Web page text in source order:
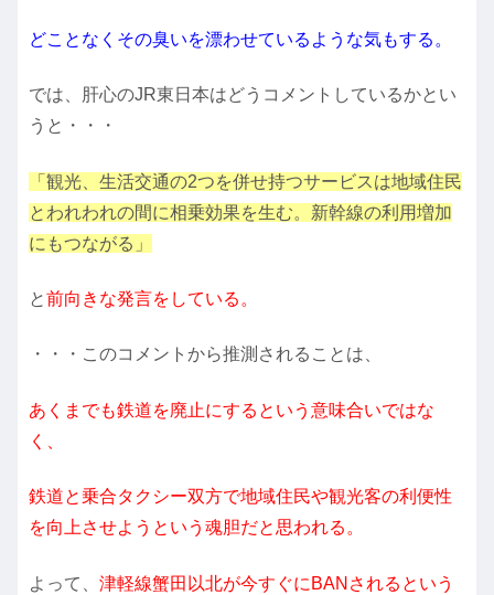
どことなくその臭いを漂わせているような気もする。
では、肝心のJR東日本はどうコメントしているかとい
うと・・・
「観光、生活交通の2つを併せ持つサービスは地域住民
とわれわれの間に相乗効果を生む。新幹線の利用増加
にもつながる」
と前向きな発言をしている。
・・・このコメントから推測されることは、
あくまでも鉄道を廃止にするという意味合いではな
く、
鉄道と乗合タクシー双方で地域住民や観光客の利便性
を向上させようという魂胆だと思われる。
よって、 津軽線蟹田以北が今すぐにBANされるという